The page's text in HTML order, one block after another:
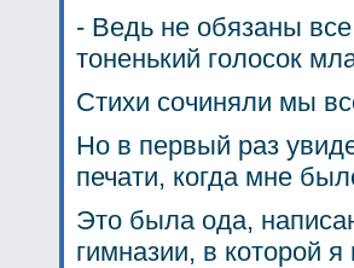
- Ведь не обязаны
тоненький голосок
Стихи сочиняли мы
Но в первый раз
печати, когда мне
Это была ода,
гимназии, в которой